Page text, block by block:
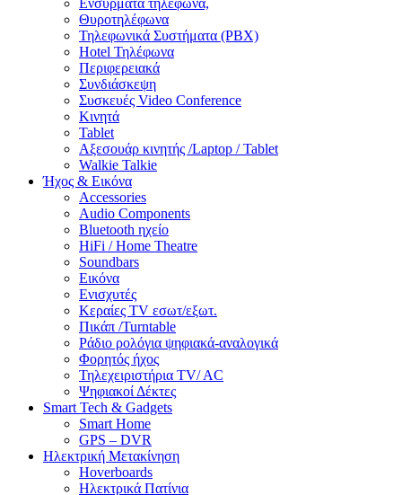
Θυροτηλέφωνα
Τηλεφωνικά Συστήματα (PBX)
Hotel Τηλέφωνα
Περιφερειακά
Συνδιάσκεψη
Συσκευές Video Conference
Κινητά
Tablet
Αξεσουάρ κινητής /Laptop / Tablet
Walkie Talkie
Ήχος & Εικόνα
Accessories
Audio Components
Bluetooth ηχείο
HiFi / Home Theatre
Soundbars
Εικόνα
Ενισχυτές
Κεραίες TV εσωτ/εξωτ.
Πικάπ /Turntable
Ράδιο ρολόγια ψηφιακά-αναλογικά
Φορητός ήχος
Τηλεχειριστήρια TV/ AC
Ψηφιακοί Δέκτες
Smart Tech & Gadgets
Smart Home
GPS – DVR
Ηλεκτρική Μετακίνηση
Hoverboards
Ηλεκτρικά Πατίνια